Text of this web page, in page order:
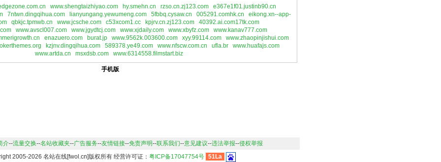
www.shengtaizhiyao.com hy.smehn.cn rzso.cn.zj123.com
e367e1f01.justinb90.cn
7ntwn.dingqihua.com lianyungang.yewumeng.com 5fbbq.cysaw.cn 005291.comhk.cn
eikong.xn--app-
qbkjc.tpmwb.cn www.jcsche.com c53xcom1.cc kpjrv.cn.zj123.com
40392.ai.com17tk.com
www.avscl007.com www.jgydtcj.com www.xjdaily.com www.xbyfz.com
www.kanav777.com
enazuero.com burat.jp www.9562k.003600.com xyy.99114.com
www.zhaopinjishui.com
kzjnv.dingqihua.com 589378.ye49.com www.nfscw.com.cn ufla.br
www.huafajs.com
www.artda.cn
msxdsb.com www.6314558.filmstart.biz
手机版
介--流量交换--名站收藏夹--广告服务--友情链接--免责声明--联系我们--意见建议--违法举报--侵权举报
2005-2026 名站在线[fwol.cn]版权所有 经营许可证： 粤ICP备17047754号 51La